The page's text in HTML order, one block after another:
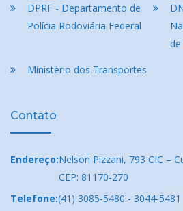
DPRF - Departamento de
Polícia Rodoviária Federal
Ministério dos Transportes
Contato
Endereço:Nelson Pizzani, 793 CIC –
CEP: 81170-270
Telefone:(41) 3085-5480 - 3044-5481